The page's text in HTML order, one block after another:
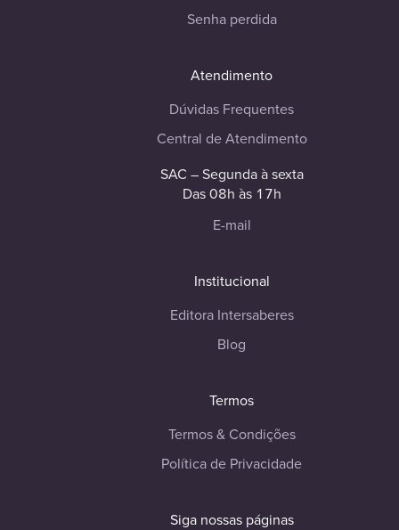
Senha perdida
Atendimento
Dúvidas Frequentes
Central de Atendimento
SAC – Segunda à sexta
Das 08h às 17h
E-mail
Institucional
Editora Intersaberes
Blog
Termos
Termos & Condições
Política de Privacidade
Siga nossas páginas